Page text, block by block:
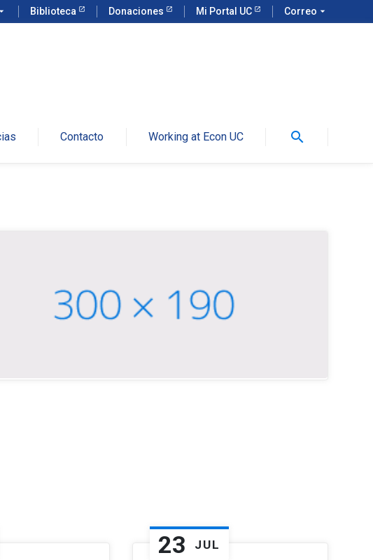
arrow_drop_down Biblioteca Donaciones Mi Portal UC Correo arrow_drop_down
Contacto Working at Econ UC search
23 JUL